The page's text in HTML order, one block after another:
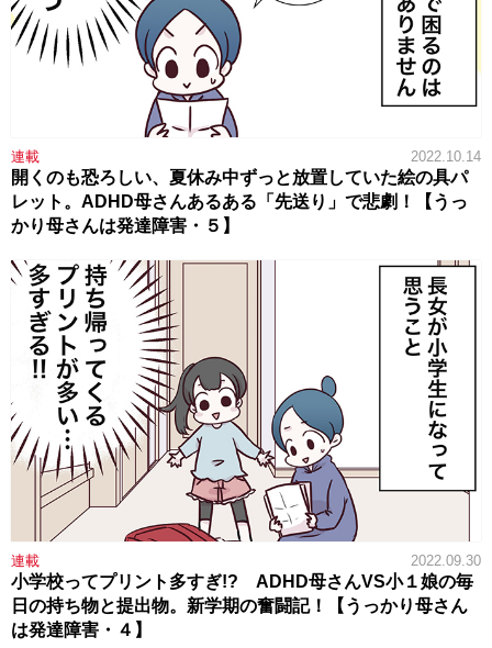
連載 2022.10.14
開くのも恐ろしい、夏休み中ずっと放置していた絵の具パ
レット。ADHD母さんあるある「先送り」で悲劇！【うっ
かり母さんは発達障害・５】
連載 2022.09.30
小学校ってプリント多すぎ!? ADHD母さんVS小１娘の毎
日の持ち物と提出物。新学期の奮闘記！【うっかり母さん
は発達障害・４】